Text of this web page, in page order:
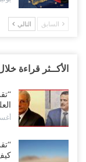
السابق التالي
الأكــثر قراءة